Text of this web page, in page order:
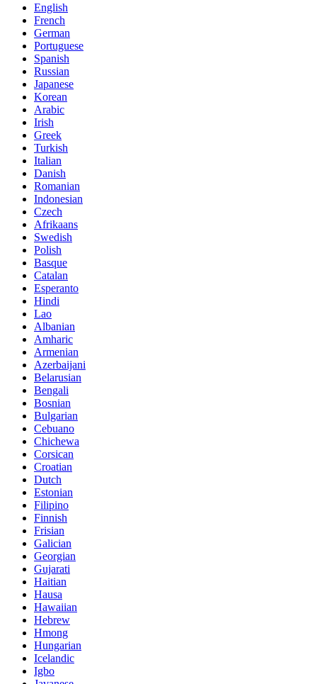
English
French
German
Portuguese
Spanish
Russian
Japanese
Korean
Arabic
Irish
Greek
Turkish
Italian
Danish
Romanian
Indonesian
Czech
Afrikaans
Swedish
Polish
Basque
Catalan
Esperanto
Hindi
Lao
Albanian
Amharic
Armenian
Azerbaijani
Belarusian
Bengali
Bosnian
Bulgarian
Cebuano
Chichewa
Corsican
Croatian
Dutch
Estonian
Filipino
Finnish
Frisian
Galician
Georgian
Gujarati
Haitian
Hausa
Hawaiian
Hebrew
Hmong
Hungarian
Icelandic
Igbo